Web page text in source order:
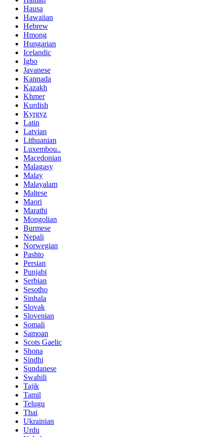
Hausa
Hawaiian
Hebrew
Hmong
Hungarian
Icelandic
Igbo
Javanese
Kannada
Kazakh
Khmer
Kurdish
Kyrgyz
Latin
Latvian
Lithuanian
Luxembou..
Macedonian
Malagasy
Malay
Malayalam
Maltese
Maori
Marathi
Mongolian
Burmese
Nepali
Norwegian
Pashto
Persian
Punjabi
Serbian
Sesotho
Sinhala
Slovak
Slovenian
Somali
Samoan
Scots Gaelic
Shona
Sindhi
Sundanese
Swahili
Tajik
Tamil
Telugu
Thai
Ukrainian
Urdu